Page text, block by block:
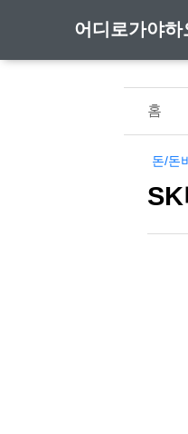
어디로가야하
홈
돈/돈